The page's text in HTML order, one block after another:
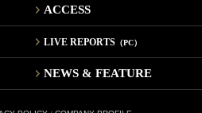
ACCESS
LIVE REPORTS （PC）
NEWS & FEATURE